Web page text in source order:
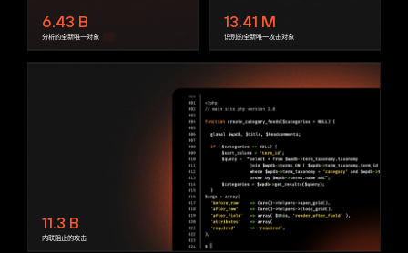
6.43 B
分析的全新唯一对象
13.41 M
识别的全新唯一攻击对象
11.3 B
内联阻止的攻击